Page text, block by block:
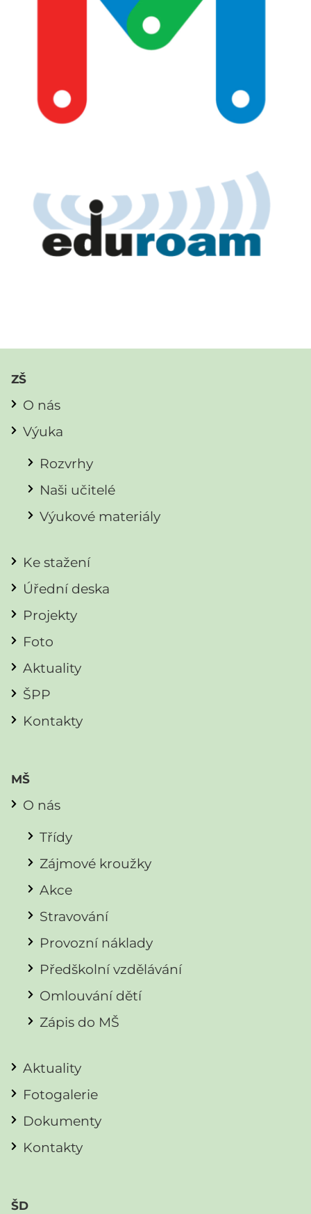
ZŠ
O nás
Výuka
Rozvrhy
Naši učitelé
Výukové materiály
Ke stažení
Úřední deska
Projekty
Foto
Aktuality
ŠPP
Kontakty
MŠ
O nás
Třídy
Zájmové kroužky
Akce
Stravování
Provozní náklady
Předškolní vzdělávání
Omlouvání dětí
Zápis do MŠ
Aktuality
Fotogalerie
Dokumenty
Kontakty
ŠD